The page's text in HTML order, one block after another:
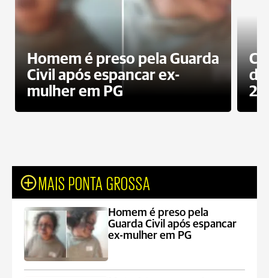
Homem é preso pela Guarda
Civil após espancar ex-
mulher em PG
da
MAIS PONTA GROSSA
Homem é preso pela
Guarda Civil após espancar
ex-mulher em PG